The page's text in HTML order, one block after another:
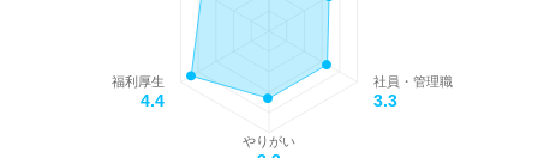
社員・管理職
3.3
やりがい
福利厚生
4.4